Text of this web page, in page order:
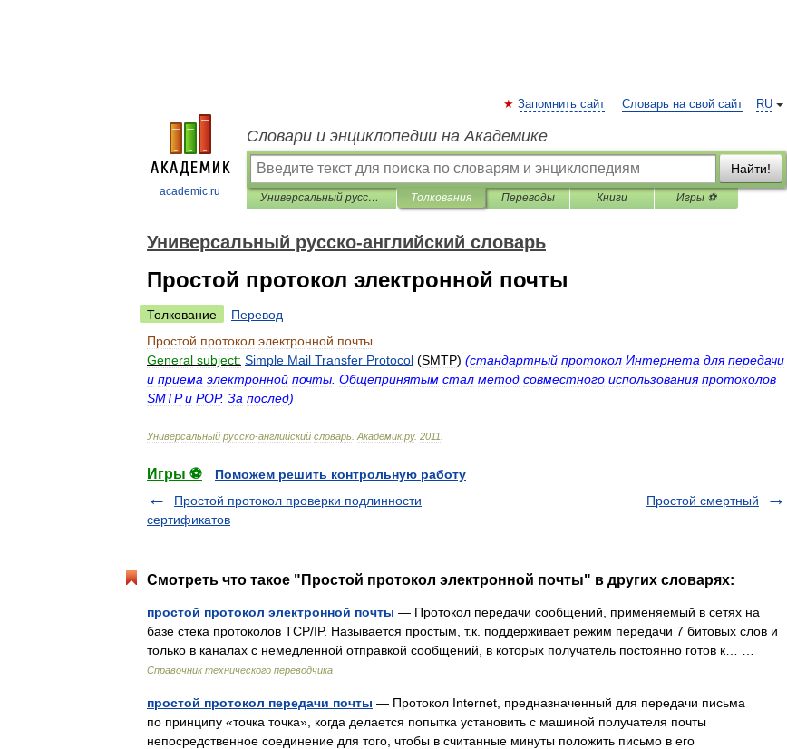
academic.ru
RU
Запомнить сайт Словарь на свой сайт
Словари и энциклопедии на Академике
Найти!
Универсальный русско-английский словарь Толкования Переводы Книги Игры ⚽
Универсальный русско-английский словарь
Простой протокол электронной почты
Толкование
Перевод
Простой протокол электронной почты
General subject: Simple Mail Transfer Protocol (SMTP) (стандартный протокол Интернета для передачи
и приема электронной почты Общепринятым стал метод совместного использования протоколов
SMTP и POP. За послед)
Универсальный русско-английский словарь Академик.ру. 2011
Игры ⚽
Поможем решить контрольную работу
Простой протокол проверки подлинности
сертификатов
Простой смертный
Смотреть что такое "Простой протокол электронной почты" в других словарях:
простой протокол электронной почты — Протокол передачи сообщений, применяемый в сетях на
базе стека протоколов TCP/IP. Называется простым, т.к. поддерживает режим передачи 7 битовых слов и
только в каналах с немедленной отправкой сообщений, в которых получатель постоянно готов к… …
Справочник технического переводчика
простой протокол передачи почты — Протокол Internet, предназначенный для передачи письма
по принципу «точка точка», когда делается попытка установить с машиной получателя почты
непосредственное соединение для того, чтобы в считанные минуты положить письмо в его